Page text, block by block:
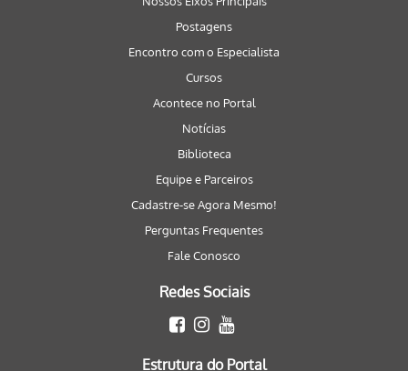
Postagens
Encontro com o Especialista
Cursos
Acontece no Portal
Notícias
Biblioteca
Equipe e Parceiros
Cadastre-se Agora Mesmo!
Perguntas Frequentes
Fale Conosco
Redes Sociais
Estrutura do Portal